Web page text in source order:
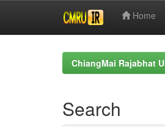
Home
ChiangMai Rajabhat
Search